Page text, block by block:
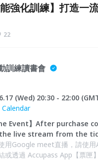
能強化訓練】打造一
22
訓練讀書會
(Wed) 20:30 - 22:00
Event】After purchase
live stream from the
用Google meet直播，請使
或透過 Accupass App【票匣